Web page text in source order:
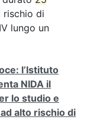
rischio di
lungo un
l’Istituto
NIDA il
lo studio e
alto rischio di